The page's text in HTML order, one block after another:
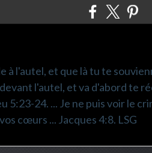
à l'autel, et que là tu te
l'autel, et va d'abord te
24. ... Je ne puis voir le
cœurs ... Jacques 4:8. LSG